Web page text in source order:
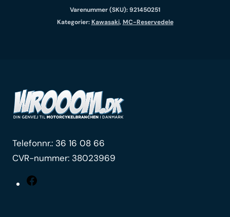
Varenummer (SKU):921450251
Kategorier:Kawasaki,MC-Reservedele
Telefonnr.: 36 16 08 66
CVR-nummer: 38023969